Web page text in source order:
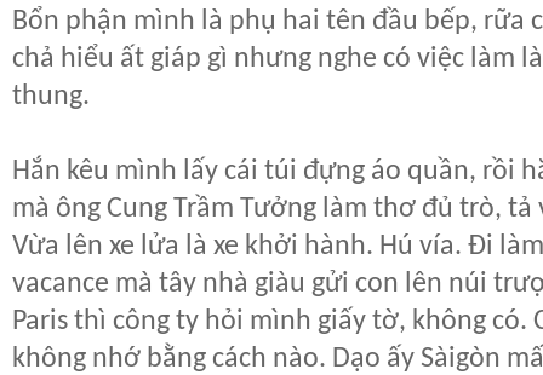
Bổn phận mình là phụ hai tên đầu bếp, rữa
chả hiểu ất giáp gì nhưng nghe có việc làm
thung.
Hắn kêu mình lấy cái túi đựng áo quần, rồi
mà ông Cung Trầm Tưởng làm thơ đủ trò,
Vừa lên xe lửa là xe khởi hành. Hú vía. Đi
vacance mà tây nhà giàu gửi con lên núi
Paris thì công ty hỏi mình giấy tờ, không có.
không nhớ bằng cách nào. Dạo ấy Sàigòn